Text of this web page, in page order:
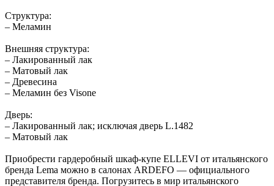
Структура:
– Меламин
Внешняя структура:
– Лакированный лак
– Матовый лак
– Древесина
– Меламин без Visone
Дверь:
– Лакированный лак; исключая дверь L.1482
– Матовый лак
Приобрести гардеробный шкаф-купе ELLEVI от итальянского
бренда Lema можно в салонах ARDEFO — официального
представителя бренда. Погрузитесь в мир итальянского